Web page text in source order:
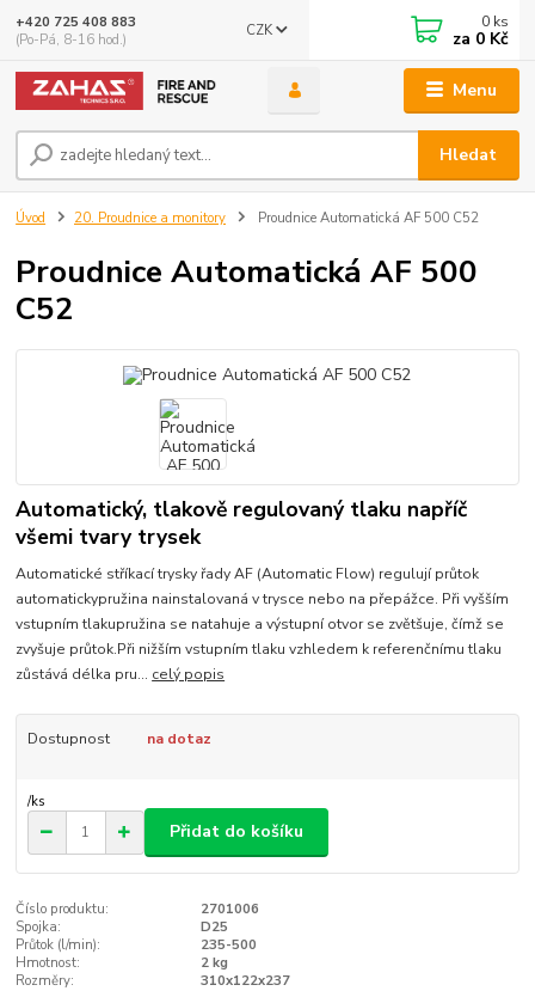
Menu
CZK
Hledat
+420 725 408 883
(Po-Pá, 8-16 hod.)
0 ks
za 0 Kč
Úvod 20. Proudnice a monitory Proudnice Automatická AF 500 C52
Proudnice Automatická AF 500
C52
Automatický, tlakově regulovaný tlaku napříč
všemi tvary trysek
Automatické stříkací trysky řady AF (Automatic Flow) regulují průtok
automatickypružina nainstalovaná v trysce nebo na přepážce. Při vyšším
vstupním tlakupružina se natahuje a výstupní otvor se zvětšuje, čímž se
zvyšuje průtok.Při nižším vstupním tlaku vzhledem k referenčnímu tlaku
zůstává délka pru... celý popis
Dostupnost na dotaz
/ks
Přidat do košíku
Číslo produktu:
2701006
Spojka:
D25
Průtok (l/min):
235-500
Hmotnost:
2 kg
Rozměry:
310x122x237